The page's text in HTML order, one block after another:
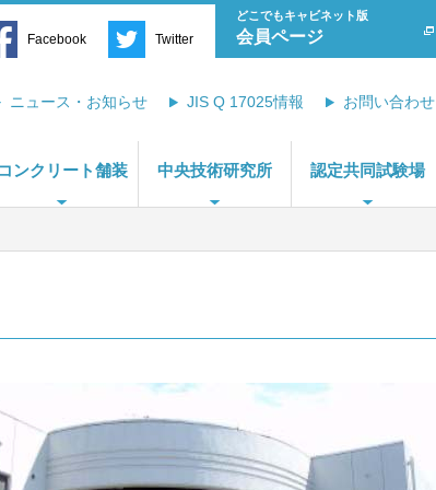
どこでもキャビネット版
会員ページ
Twitter
Facebook
ニュース・お知らせ JIS Q 17025情報 お問い合わせ
コンクリート舗装 中央技術研究所 認定共同試験場